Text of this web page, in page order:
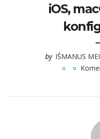
iOS,
by IŠMANUS